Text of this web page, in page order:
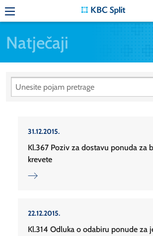
Natječaji
31.12.2015.
Kl.367 Poziv za dostavu ponuda za
krevete
22.12.2015.
Kl.314 Odluka o odabiru ponude za